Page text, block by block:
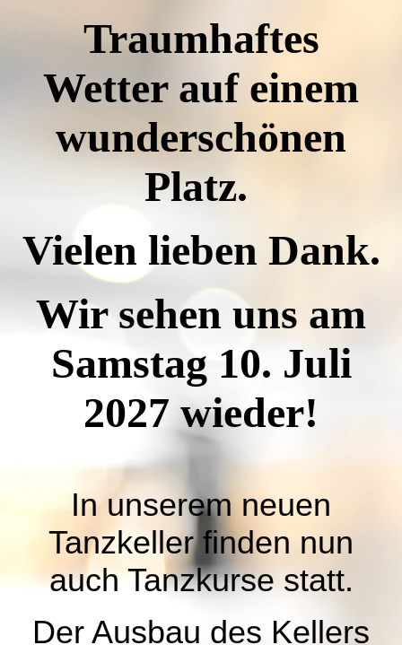
Traumhaftes
Wetter auf einem
wunderschönen
Platz.
Vielen lieben Dank.
Wir sehen uns am
Samstag 10. Juli
2027 wieder!
In unserem neuen
Tanzkeller finden nun
auch Tanzkurse statt.
Der Ausbau des Kellers